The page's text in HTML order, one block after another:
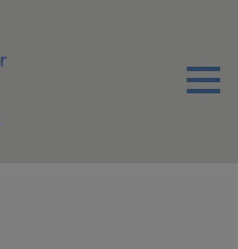
Menu